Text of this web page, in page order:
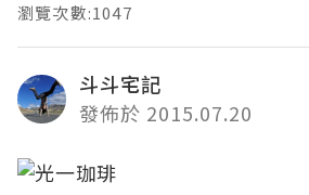
瀏覽次數:1047
斗斗宅記
發佈於 2015.07.20